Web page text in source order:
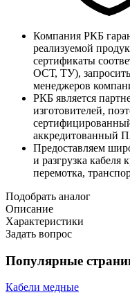
Компания РКБ
реализуемой
сертификаты
ОСТ, ТУ),
менеджеров
РКБ является
изготовителей,
аккредитованный
Предоставляем
и разгрузка кабеля
перемотка,
Подобрать аналог
Описание
Характеристики
Задать вопрос
Популярные
Кабели медные